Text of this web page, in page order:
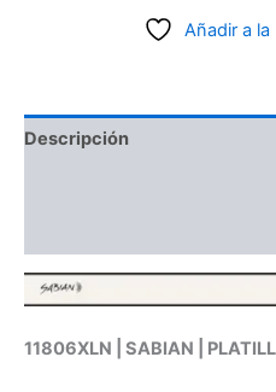
Añadir a
Descripción
11806XLN | SABIAN |